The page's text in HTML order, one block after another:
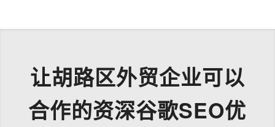
让胡路区外贸企业可以
合作的资深谷歌SEO优